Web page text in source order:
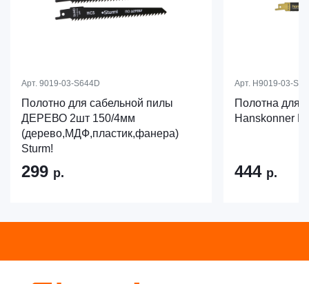
Арт. 9019-03-S644D
Полотно для сабельной пилы
ДЕРЕВО 2шт 150/4мм
(дерево,МДФ,пластик,фанера)
Sturm!
299 р.
Арт. H9019-03-
Полотна для
Hanskonner
444 р.